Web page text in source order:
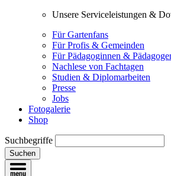
Unsere Serviceleistungen &
Für Gartenfans
Für Profis & Gemeinden
Für Pädagoginnen &
Nachlese von Fachtagen
Studien & Diplomarbeiten
Presse
Jobs
Fotogalerie
Shop
Suchbegriffe
Suchen